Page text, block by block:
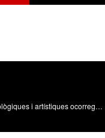
Divulgació de les activitats científiques, tecnològiques i artístiques ocorregudes en els tres campus de la UPV